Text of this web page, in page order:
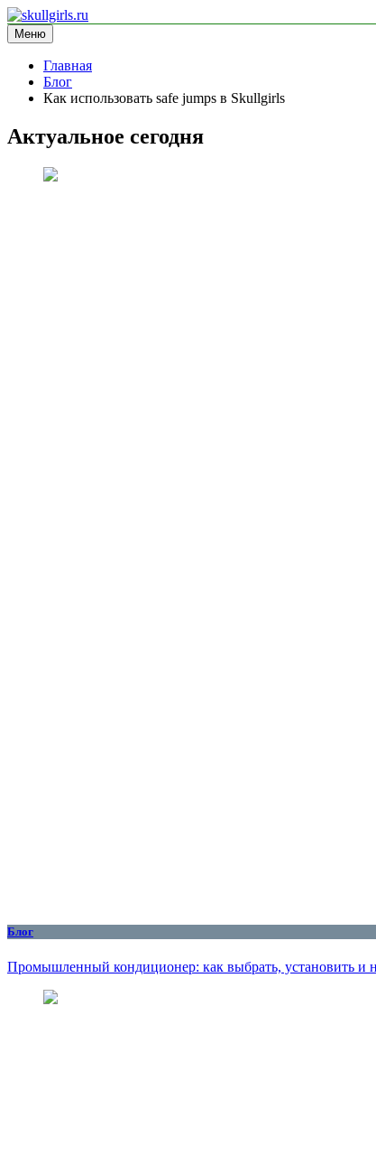
Перейти
к
содержимому
skullgirls.ru
информационный сайт
Меню
Главная
Блог
Как использовать safe jumps в Skullgirls
Актуальное сегодня
Блог
Промышленный кондиционер: как выбрать, установить и